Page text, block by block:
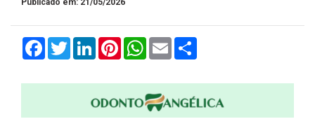
FacebookTwitterLinkedInPinterestWhatsApp
Email